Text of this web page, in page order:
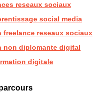
reseaux sociaux
social media
freelance reseaux sociaux
non diplomante digital
digitale